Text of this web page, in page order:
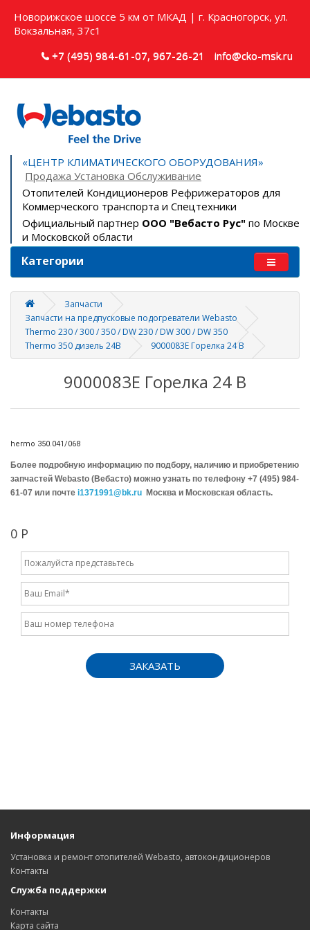
Новорижское шоссе 5 км от МКАД | г. Красногорск, ул.
Вокзальная, 37с1
+7 (495) 984-61-07, 967-26-21
info@cko-msk.ru
«ЦЕНТР КЛИМАТИЧЕСКОГО ОБОРУДОВАНИЯ»
Продажа Установка Обслуживание
Отопителей Кондиционеров Рефрижераторов для
Коммерческого транспорта и Спецтехники
Официальный партнер ООО "Вебасто Рус" по Москве
и Московской области
Категории
Запчасти
Запчасти на предпусковые подогреватели Webasto
Thermo 230 / 300 / 350 / DW 230 / DW 300 / DW 350
Thermo 350 дизель 24В
9000083E Горелка 24 В
9000083E Горелка 24 В
hermo 350.041/068
Более подробную информацию по подбору, наличию и приобретению
запчастей Webasto (Вебасто) можно узнать по телефону +7 (495) 984-
61-07 или почте i1371991@bk.ru Москва и Московская область.
0 Р
ЗАКАЗАТЬ
Информация
Установка и ремонт отопителей Webasto, автокондиционеров
Контакты
Служба поддержки
Контакты
Карта сайта